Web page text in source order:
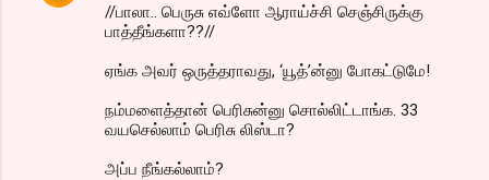
//பாலா.. பெருசு எவ்ளோ ஆராய்ச்சி செஞ்சிருக்கு
பாத்தீங்களா??//
ஏங்க அவர் ஒருத்தராவது, ‘யூத்’ன்னு போகட்டுமே!
நம்மளைத்தான் பெரிசுன்னு சொல்லிட்டாங்க. 33
வயசெல்லாம் பெரிசு லிஸ்டா?
அப்ப நீங்கல்லாம்?